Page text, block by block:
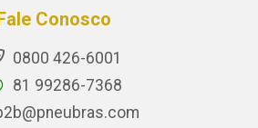
Conosco
0800 426-6001
81 99286-7368